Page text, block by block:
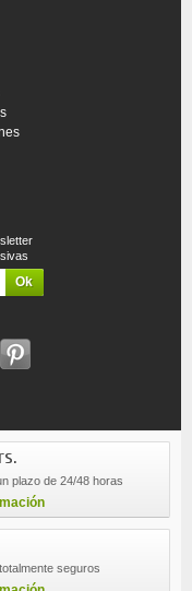
plazo de 24/48 horas
seguros